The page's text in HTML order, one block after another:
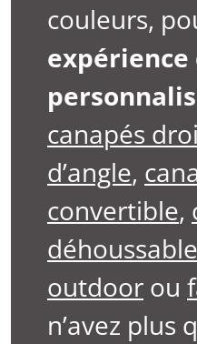
couleurs,
expérience
canapés
d’angle,
convertible,
déhoussable
outdoor ou
n’avez plus